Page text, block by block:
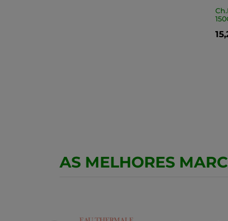
AS MELHORES